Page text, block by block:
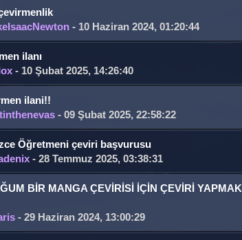
- 10 Haziran 2024, 01:20:44
ilanı
- 10 Şubat 2025, 14:26:40
ilani!!
- 09 Şubat 2025, 22:58:22
Öğretmeni çeviri başvurusu
- 28 Temmuz 2025, 03:38:31
BİR MANGA ÇEVİRİSİ İÇİN ÇEVİRİ YAPMAK
- 29 Haziran 2024, 13:00:29